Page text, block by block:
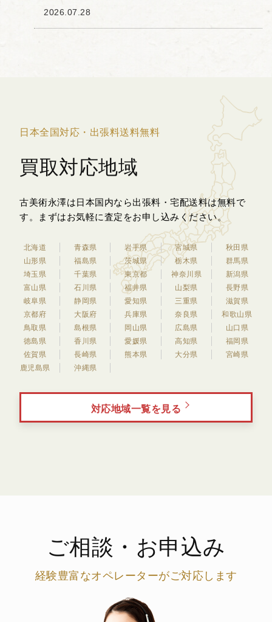
の風味や香りを保ちやすいことから、古
2026.07.28
日本全国対応・出張料送料無料
買取対応地域
古美術永澤は日本国内なら出張料・宅配送料は無料で
す。
まずはお気軽に査定をお申し込みください。
北海道 青森県 岩手県 宮城県
秋田県
山形県
福島県 茨城県 栃木県
群馬県
埼玉県
千葉県 東京都 神奈川県
新潟県
富山県
石川県 福井県 山梨県
長野県
岐阜県
静岡県 愛知県 三重県
滋賀県
京都府
大阪府 兵庫県 奈良県
和歌山県
鳥取県
島根県 岡山県 広島県
山口県
徳島県
香川県 愛媛県 高知県
福岡県
佐賀県
長崎県 熊本県 大分県
宮崎県
鹿児島県
沖縄県
対応地域一覧を見る
ご相談・お申込み
経験豊富なオペレーターがご対応します